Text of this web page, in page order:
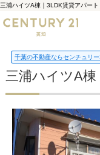
三浦ハイツA棟｜3LDK賃貸アパー
千葉の不動産ならセンチュリ
三浦ハイツA棟